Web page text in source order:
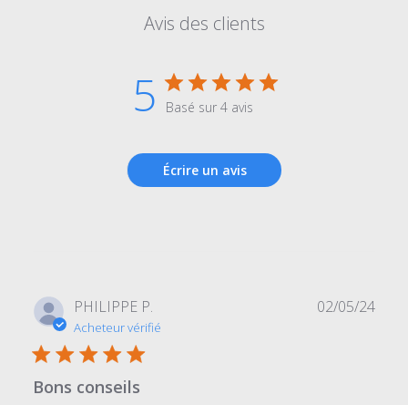
Avis des clients
5 Basé sur 4 avis
Écrire un avis
PHILIPPE P.
Acheteur vérifié
Bons conseils
Date
02/05/24